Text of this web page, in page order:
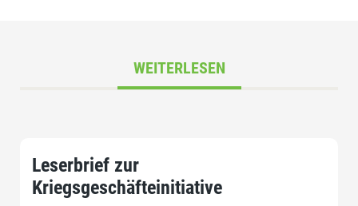
WEITERLESEN
Leserbrief zur
Kriegsgeschäfteinitiative